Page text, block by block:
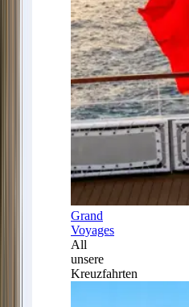
Grand
Voyages
All
unsere
Kreuzfahrten